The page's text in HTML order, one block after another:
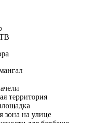
территория
зона на улице